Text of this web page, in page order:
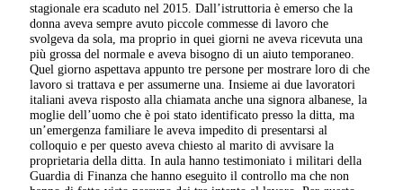
stagionale era scaduto nel 2015. Dall’istruttoria è emerso che la
donna aveva sempre avuto piccole commesse di lavoro che
svolgeva da sola, ma proprio in quei giorni ne aveva ricevuta una
più grossa del normale e aveva bisogno di un aiuto temporaneo.
Quel giorno aspettava appunto tre persone per mostrare loro di che
lavoro si trattava e per assumerne una. Insieme ai due lavoratori
italiani aveva risposto alla chiamata anche una signora albanese, la
moglie dell’uomo che è poi stato identificato presso la ditta, ma
un’emergenza familiare le aveva impedito di presentarsi al
colloquio e per questo aveva chiesto al marito di avvisare la
proprietaria della ditta. In aula hanno testimoniato i militari della
Guardia di Finanza che hanno eseguito il controllo ma che non